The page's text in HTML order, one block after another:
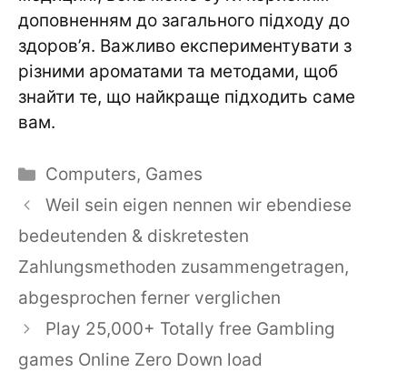
доповненням до загального підходу до
здоров’я. Важливо експериментувати з
різними ароматами та методами, щоб
знайти те, що найкраще підходить саме
вам.
Categories
Computers, Games
Weil sein eigen nennen wir ebendiese
bedeutenden & diskretesten
Zahlungsmethoden zusammengetragen,
abgesprochen ferner verglichen
Play 25,000+ Totally free Gambling
games Online Zero Down load